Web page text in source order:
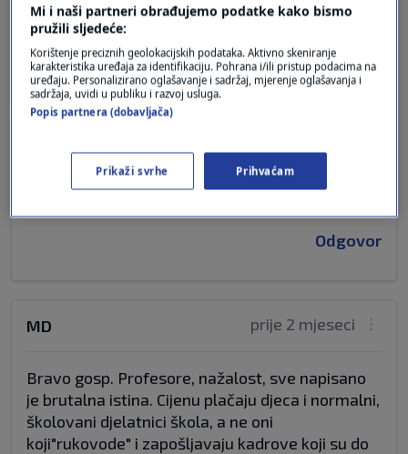
te omalovažavanje učitelja, nastavnika i
profesora, na način da svi ( roditelji i ravnatelji)
prozivaju iste zbog nedorećenog kurikuluma i
njihove infantilnosti.
A kao šlag je potpuni izostanak podrške, u
situacijama kad sustav mora štititi svoje
"pravdu" za svoje pulene po pitanju ocjena i
njihova (ne)ponašanja i u pravilu uz podršku
Odgovor
prije 2 mjeseci
MD
Bravo gosp. Profesore, nažalost, sve napisano
je brutalna istina. Cijenu plačaju djeca i normalni,
školovani djelatnici škola, a ne oni
koji"rukovode" i zapošljavaju kadrove koji su do
Mi i naši partneri obrađujemo podatke kako bismo
pružili sljedeće:
Korištenje preciznih geolokacijskih podataka. Aktivno skeniranje
karakteristika uređaja za identifikaciju. Pohrana i/ili pristup podacima na
uređaju. Personalizirano oglašavanje i sadržaj, mjerenje oglašavanja i
sadržaja, uvidi u publiku i razvoj usluga.
Popis partnera (dobavljača)
Prikaži svrhe Prihvaćam